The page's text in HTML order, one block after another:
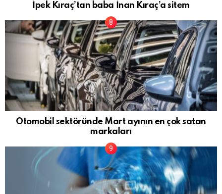
İpek Kıraç’tan baba İnan Kıraç’a sitem
Otomobil sektöründe Mart ayının en çok satan
markaları